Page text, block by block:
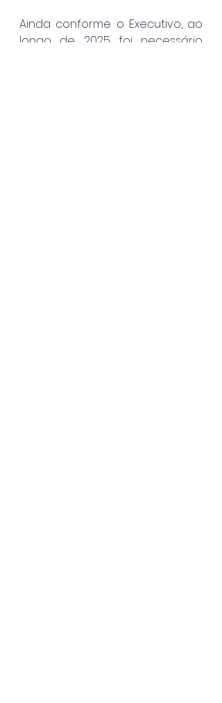
Ainda conforme o Executivo, ao
longo de 2025 foi necessário